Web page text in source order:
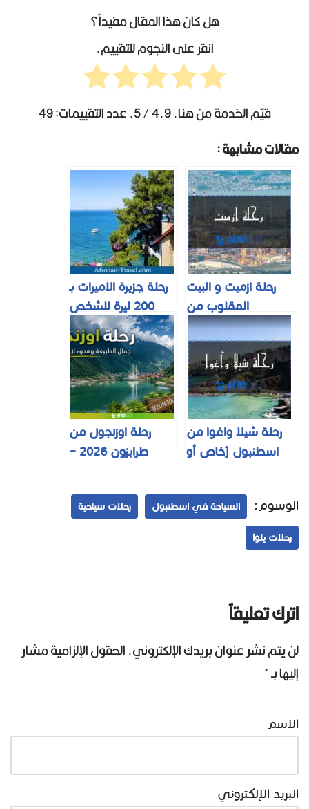
هل كان هذا المقال مفيداً؟
انقر على النجوم للتقييم.
قيّم الخدمة من هنا.4.9/ 5. عدد التقييمات:
49
مقالات مشابهة :
رحلة ازميت و البيت
المقلوب من
اسطنبول بـ 300 ليرة
لعام 2025
رحلة جزيرة الاميرات بـ
200 ليرة للشخص
من اسطنبول شامل
الغداء
رحلة شيلا واغوا من
اسطنبول [خاص أو
رحلة اوزنجول من
طرابزون 2026 –
الوسوم:
السياحة في اسطنبول رحلات سياحية
رحلات يلوا
اترك تعليقاً
لن يتم نشر عنوان بريدك الإلكتروني.الحقول الإلزامية مشار
إليها بـ*
الاسم
البريد الإلكتروني